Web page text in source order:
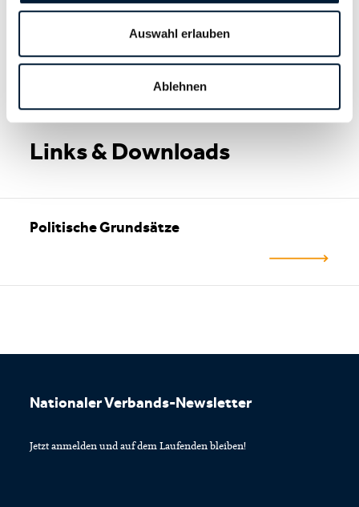
Auswahl erlauben
Ablehnen
Kaufmännischer Verband
MMail
Kaufmännischer Verband
Schweiz
T T +41 44 283 45 70
MMail
Links & Downloads
Politische Grundsätze
Nationaler Verbands-Newsletter
Jetzt anmelden und auf dem Laufenden bleiben!